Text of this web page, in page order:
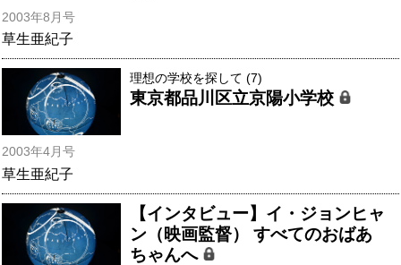
2003年8月号
草生亜紀子
理想の学校を探して (7)
東京都品川区立京陽小学校
2003年4月号
草生亜紀子
【インタビュー】イ・ジョンヒャ
ン（映画監督） すべてのおばあ
ちゃんへ